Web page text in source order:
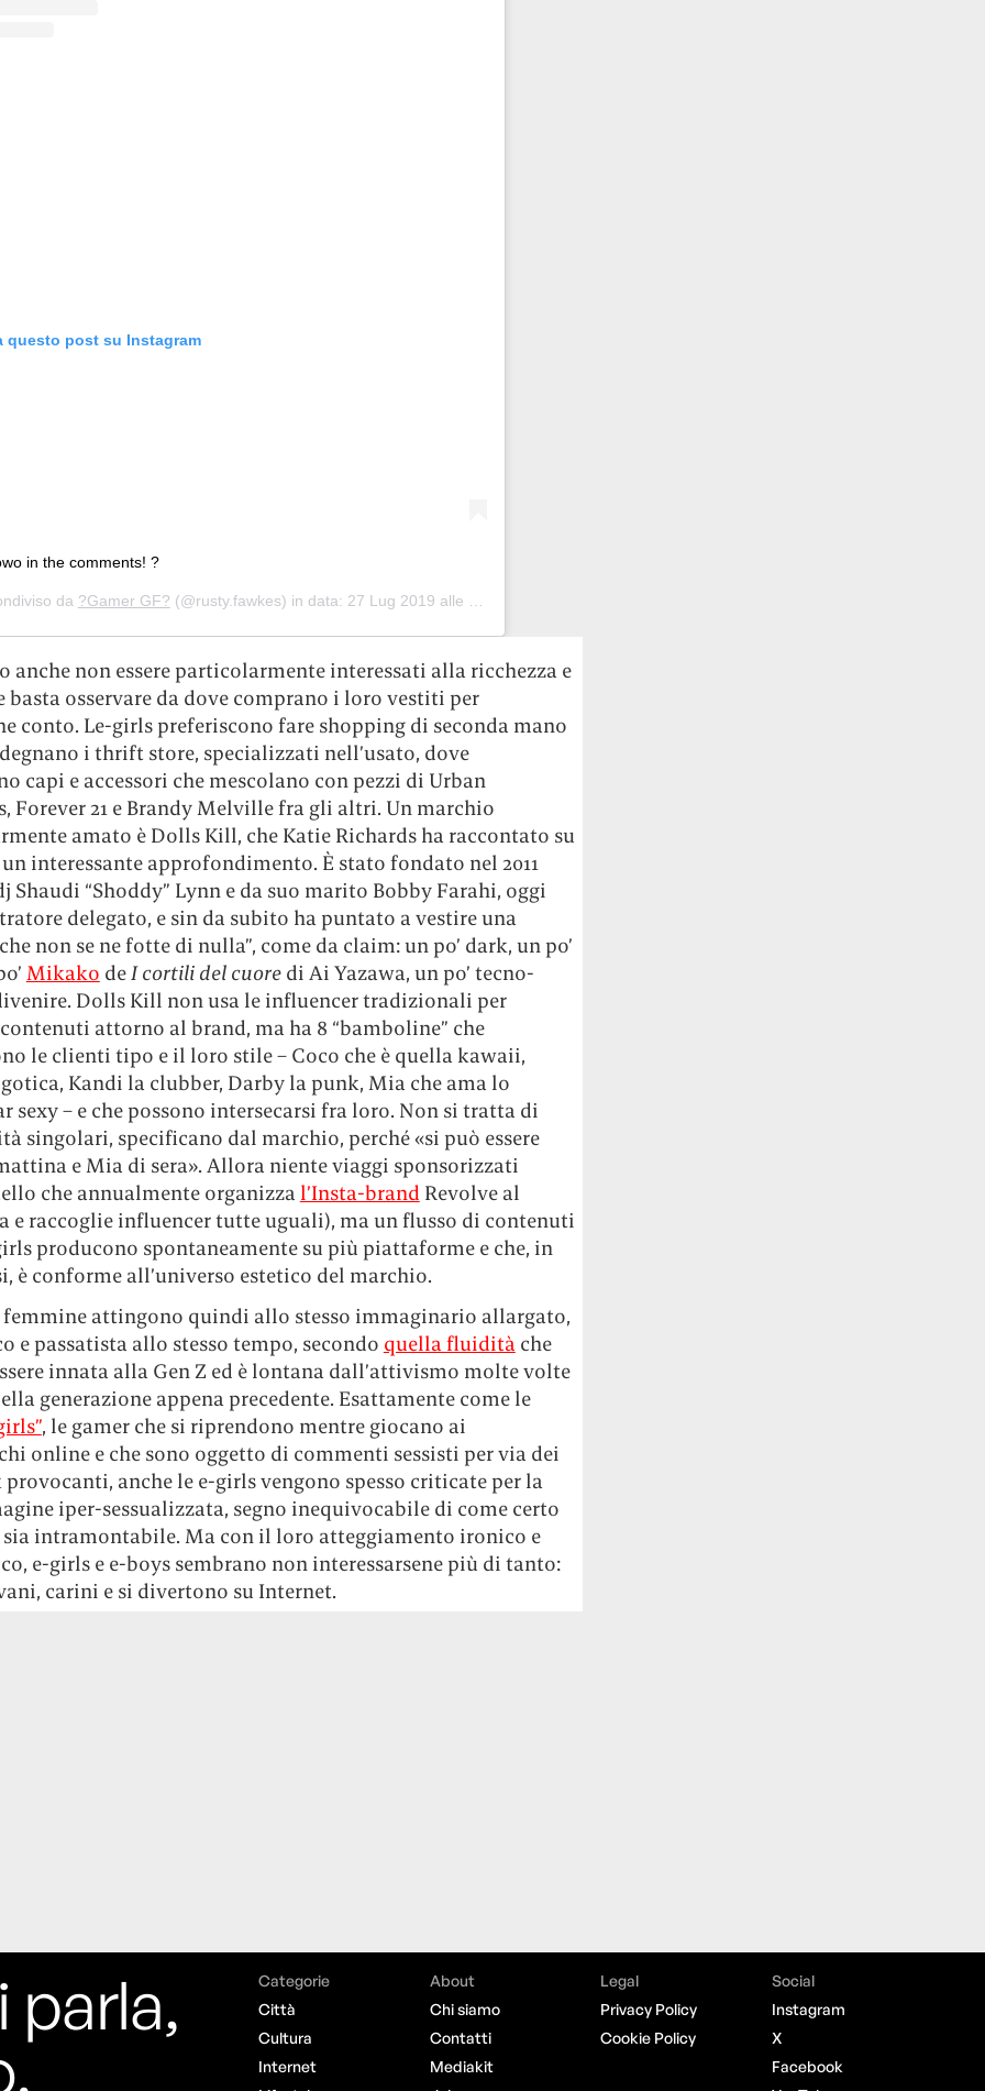
questo post su Instagram
in the comments! ?
da ?Gamer GF? (@rusty.fawkes) in data: 27 Lug 2019 alle ore 11:40 PDT
anche non essere particolarmente interessati alla ricchezza e
basta osservare da dove comprano i loro vestiti per
conto. Le-girls preferiscono fare shopping di seconda mano
i thrift store, specializzati nell’usato, dove
capi e accessori che mescolano con pezzi di Urban
Forever 21 e Brandy Melville fra gli altri. Un marchio
amato è Dolls Kill, che Katie Richards ha raccontato su
interessante approfondimento. È stato fondato nel 2011
Shaudi “Shoddy” Lynn e da suo marito Bobby Farahi, oggi
delegato, e sin da subito ha puntato a vestire una
non se ne fotte di nulla”, come da claim: un po’ dark, un po’
Mikako deI cortili del cuore di Ai Yazawa, un po’ tecno-
Dolls Kill non usa le influencer tradizionali per
attorno al brand, ma ha 8 “bamboline” che
le clienti tipo e il loro stile – Coco che è quella kawaii,
Kandi la clubber, Darby la punk, Mia che ama lo
sexy – e che possono intersecarsi fra loro. Non si tratta di
singolari, specificano dal marchio, perché «si può essere
e Mia di sera». Allora niente viaggi sponsorizzati
che annualmente organizza l’Insta-brand Revolve al
e raccoglie influencer tutte uguali), ma un flusso di contenuti
producono spontaneamente su più piattaforme e che, in
è conforme all’universo estetico del marchio.
femmine attingono quindi allo stesso immaginario allargato,
e passatista allo stesso tempo, secondo quella fluiditàche
innata alla Gen Z ed è lontana dall’attivismo molte volte
generazione appena precedente. Esattamente come le
, le gamer che si riprendono mentre giocano ai
online e che sono oggetto di commenti sessisti per via dei
anche le e-girls vengono spesso criticate per la
iper-sessualizzata, segno inequivocabile di come certo
sia intramontabile. Ma con il loro atteggiamento ironico e
e-girls e e-boys sembrano non interessarsene più di tanto:
carini e si divertono su Internet.
parla,
Categorie
Città
Cultura
Internet
About
Chi siamo
Contatti
Mediakit
Legal
Privacy Policy
Cookie Policy
Social
Instagram
X
Facebook